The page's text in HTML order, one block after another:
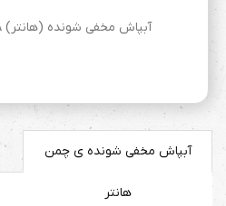
آبپاش مخفی شونده (هانتر) AK-PS ULTRA) 4A)
آبپاش مخفی شونده ی چمن
هانتر